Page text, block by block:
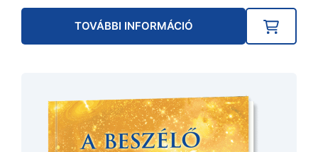
TOVÁBBI INFORMÁCIÓ